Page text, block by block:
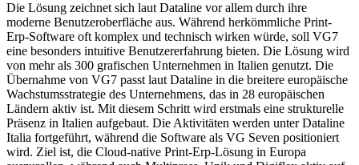
Die Lösung zeichnet sich laut Dataline vor allem durch ihre
moderne Benutzeroberfläche aus. Während herkömmliche Print-
Erp-Software oft komplex und technisch wirken würde, soll VG7
eine besonders intuitive Benutzererfahrung bieten. Die Lösung wird
von mehr als 300 grafischen Unternehmen in Italien genutzt. Die
Übernahme von VG7 passt laut Dataline in die breitere europäische
Wachstumsstrategie des Unternehmens, das in 28 europäischen
Ländern aktiv ist. Mit diesem Schritt wird erstmals eine strukturelle
Präsenz in Italien aufgebaut. Die Aktivitäten werden unter Dataline
Italia fortgeführt, während die Software als VG Seven positioniert
wird. Ziel ist, die Cloud-native Print-Erp-Lösung in Europa